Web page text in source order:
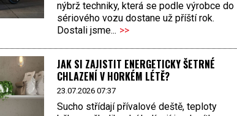
nýbrž techniky, která se podle výrobce do
sériového vozu dostane už příští rok.
Dostali jsme... >>
JAK SI ZAJISTIT ENERGETICKY ŠETRNÉ
CHLAZENÍ V HORKÉM LÉTĚ?
23.07.2026 07:37
Sucho střídají přívalové deště, teploty